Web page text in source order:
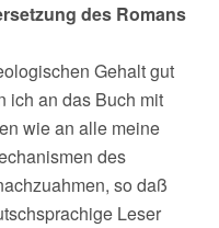
des Romans
Gehalt gut
ich an das Buch mit
wie an alle meine
des
so daß
Leser